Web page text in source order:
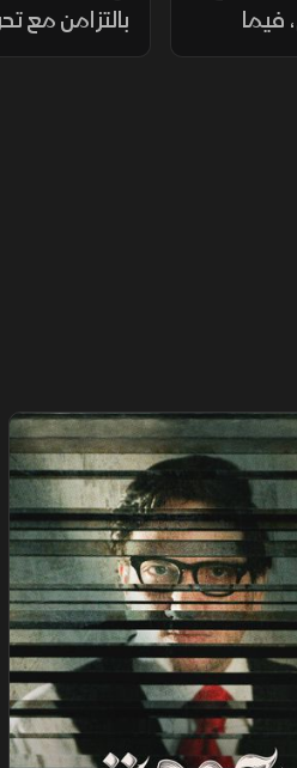
فيما
مضيق
بالتزامن مع
عشرة أيام،